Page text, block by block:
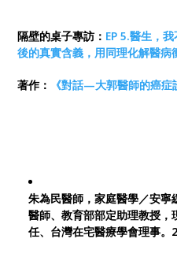
隔壁的桌子專訪： EP 5.醫生，
後的真實含義，用同理化解醫
著作： 《對話—大郭醫師的癌症
朱為民醫師，家庭醫學／安
醫師、教育部部定助理教授
任、台灣在宅醫療學會理事。